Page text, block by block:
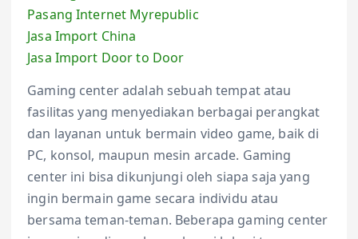
Pasang Internet Myrepublic
Jasa Import China
Jasa Import Door to Door
Gaming center adalah sebuah tempat atau
fasilitas yang menyediakan berbagai perangkat
dan layanan untuk bermain video game, baik di
PC, konsol, maupun mesin arcade. Gaming
center ini bisa dikunjungi oleh siapa saja yang
ingin bermain game secara individu atau
bersama teman-teman. Beberapa gaming center